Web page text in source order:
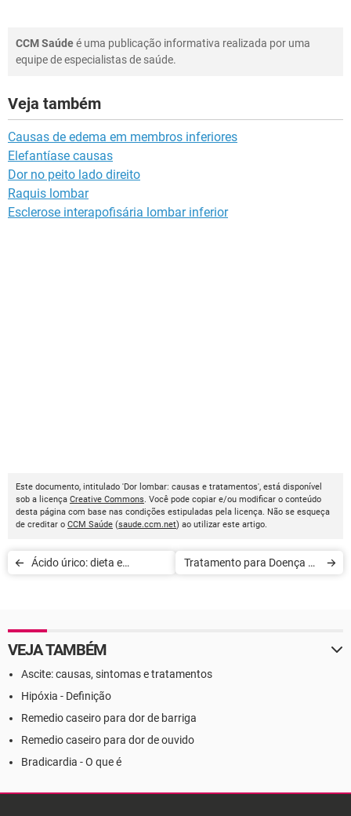
CCM Saúdeé uma publicação informativa realizada por uma
equipe de especialistas de saúde.
Veja também
Causas de edema em membros inferiores
Elefantíase causas
Dor no peito lado direito
Raquis lombar
Esclerose interapofisária lombar inferior
Este documento, intitulado 'Dor lombar: causas e tratamentos', está disponível
sob a licença Creative Commons. Você pode copiar e/ou modificar o conteúdo
desta página com base nas condições estipuladas pela licença. Não se esqueça
de creditar o CCM Saúde (saude.ccm.net) ao utilizar este artigo.
Ácido úrico: dieta e
Tratamento para Doença de
VEJA TAMBÉM
Ascite: causas, sintomas e tratamentos
Hipóxia - Definição
Remedio caseiro para dor de barriga
Remedio caseiro para dor de ouvido
Bradicardia - O que é